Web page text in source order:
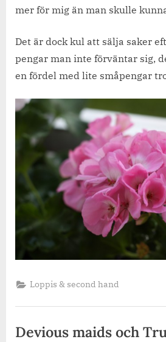
mer för mig än man skulle
Det är dock kul att sälja saker
pengar man inte förväntar sig,
en fördel med lite småpengar
Loppis & second hand
Devious maids och